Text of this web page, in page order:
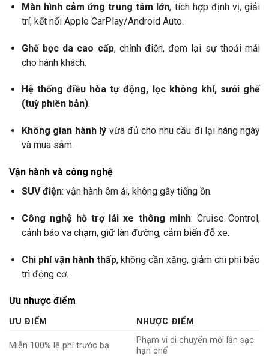
Màn hình cảm ứng trung tâm lớn, tích hợp định vị, giải
trí, kết nối Apple CarPlay/Android Auto.
Ghế bọc da cao cấp, chỉnh điện, đem lại sự thoải mái
cho hành khách.
Hệ thống điều hòa tự động, lọc không khí, sưởi ghế
(tuỳ phiên bản).
Không gian hành lý vừa đủ cho nhu cầu đi lại hàng ngày
và mua sắm.
Vận hành và công nghệ
SUV điện: vận hành êm ái, không gây tiếng ồn.
Công nghệ hỗ trợ lái xe thông minh: Cruise Control,
cảnh báo va chạm, giữ làn đường, cảm biến đỗ xe.
Chi phí vận hành thấp, không cần xăng, giảm chi phí bảo
trì động cơ.
Ưu nhược điểm
ƯU ĐIỂM NHƯỢC ĐIỂM
Miễn 100% lệ phí trước bạ
Phạm vi di chuyển mỗi lần sạc
hạn chế